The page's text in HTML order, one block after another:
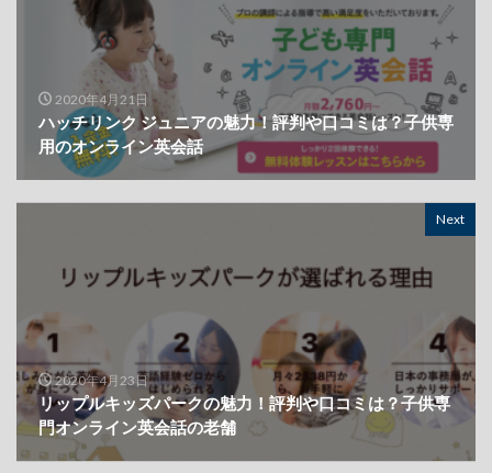
2020年4月21日
ハッチリンク ジュニアの魅力！評判や口コミは？子供専
用のオンライン英会話
Next
2020年4月23日
リップルキッズパークの魅力！評判や口コミは？子供専
門オンライン英会話の老舗